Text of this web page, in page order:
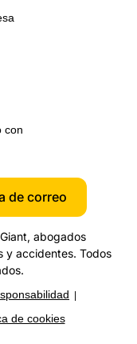
con
de correo
abogados
y accidentes. Todos
de cookies